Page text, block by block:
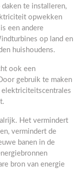
te installeren,
opwekken
een andere
op land en
huishoudens.
ook een
gebruik te maken
elektriciteitscentrales
Het vermindert
vermindert de
banen in de
bron van energie